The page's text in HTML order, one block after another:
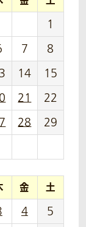
1
7
8
14
15
21
22
28
29
金 土
4
5